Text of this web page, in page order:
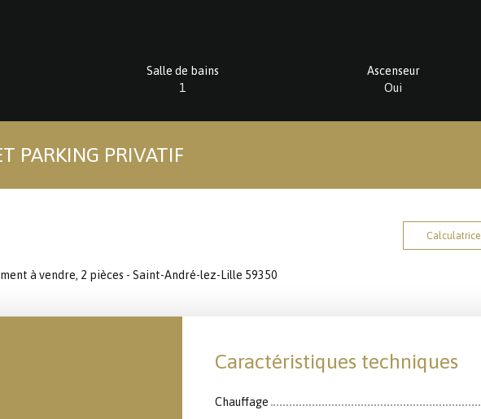
Salle de bains
1
Ascenseur
Oui
PARKING PRIVATIF
Calculatrice
à vendre, 2 pièces - Saint-André-lez-Lille 59350
Caractéristiques techniques
Chauffage